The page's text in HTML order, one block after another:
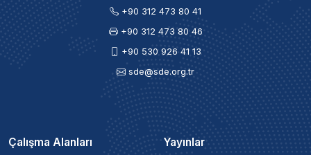
+90 312 473 80 41
+90 312 473 80 46
+90 530 926 41 13
sde@sde.org.tr
Çalışma Alanları Yayınlar